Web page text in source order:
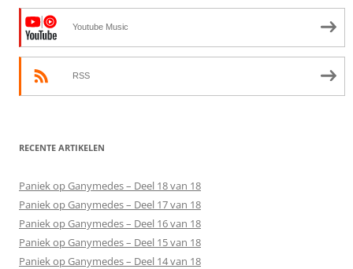
Youtube Music
RSS
RECENTE ARTIKELEN
Paniek op Ganymedes – Deel 18 van 18
Paniek op Ganymedes – Deel 17 van 18
Paniek op Ganymedes – Deel 16 van 18
Paniek op Ganymedes – Deel 15 van 18
Paniek op Ganymedes – Deel 14 van 18